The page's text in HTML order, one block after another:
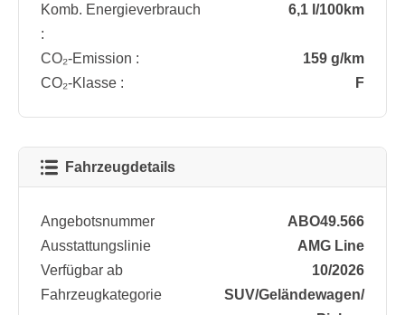
Komb. Energieverbrauch
:
6,1 l/100km
CO₂-Emission :
159 g/km
CO₂-Klasse :
F
Fahrzeugdetails
Angebotsnummer
ABO49.566
Ausstattungslinie
AMG Line
Verfügbar ab
10/2026
Fahrzeugkategorie
SUV/​Geländewagen/​